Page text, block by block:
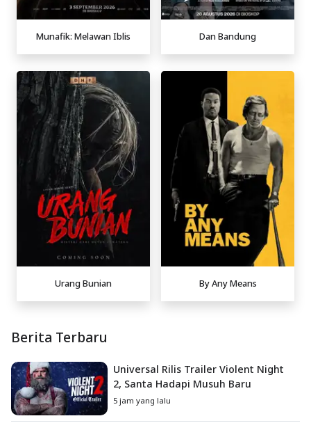
Munafik: Melawan Iblis Dan Bandung
Urang Bunian By Any Means
Berita Terbaru
Universal Rilis Trailer Violent Night
2, Santa Hadapi Musuh Baru
5 jam yang lalu